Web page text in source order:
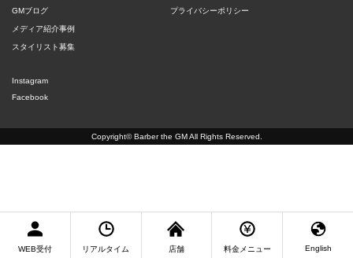
GMブログ
メディア紹介事例
スタイリスト募集
プライバシーポリシー
Instagram
Facebook
Copyright©Barber the GMAll Rights Reserved.
WEB受付 リアルタイム 店舗 料金メニュー English